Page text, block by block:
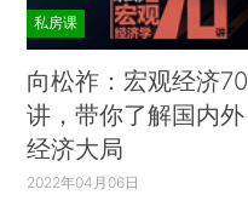
私房课
向松祚：宏观经济70
讲，带你了解国内外
经济大局
2022年04月06日